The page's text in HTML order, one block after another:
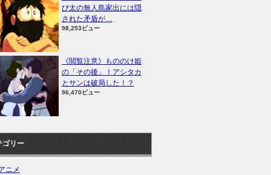
び太の無人島家出には隠
された矛盾が…
98,253ビュー
《閲覧注意》もののけ姫
の「その後」！アシタカ
とサンは破局した！？
96,470ビュー
ゴリー
ニメ